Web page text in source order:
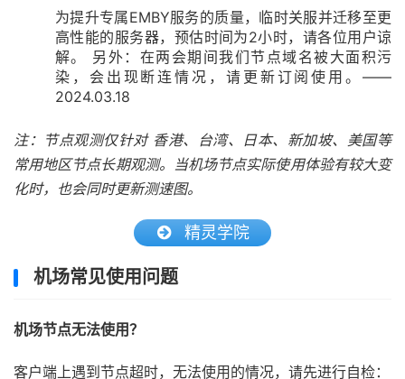
为提升专属EMBY服务的质量，临时关服并迁移至更
高性能的服务器，预估时间为2小时，请各位用户谅
解。 另外：在两会期间我们节点域名被大面积污
染，会出现断连情况，请更新订阅使用。——
2024.03.18
注：节点观测仅针对 香港、台湾、日本、新加坡、美国等
常用地区节点长期观测。当机场节点实际使用体验有较大变
化时，也会同时更新测速图。
精灵学院
机场常见使用问题
机场节点无法使用？
客户端上遇到节点超时，无法使用的情况，请先进行自检：